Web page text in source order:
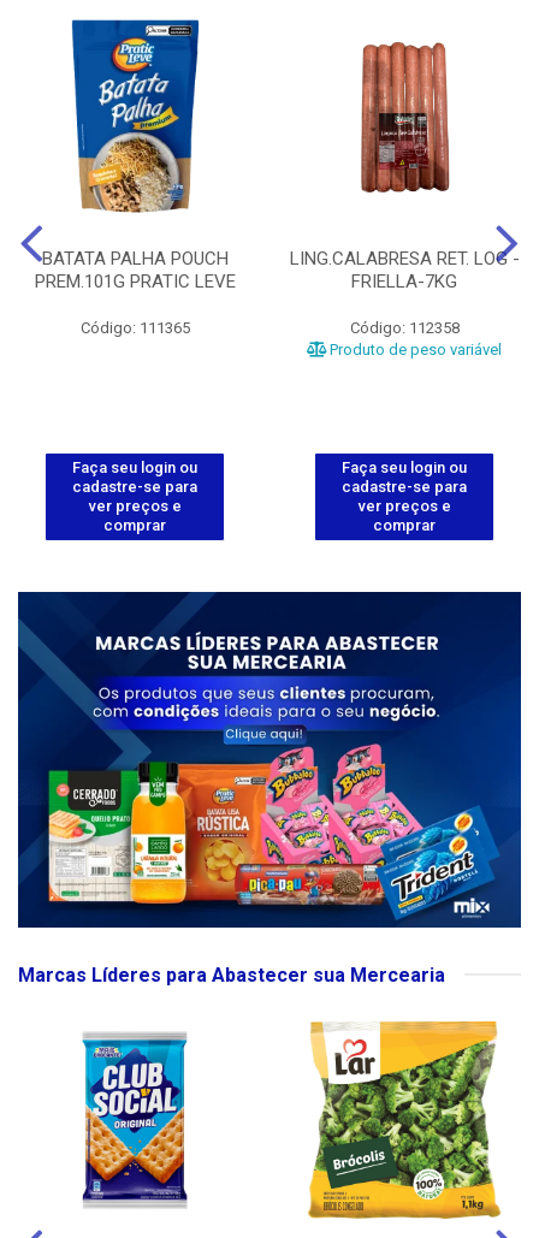
BATATA PALHA POUCH
PREM.101G PRATIC LEVE
Código: 111365
Faça seu login ou
cadastre-se para
ver preços e
comprar
LING.CALABRESA RET. LOG -
FRIELLA-7KG
Código: 112358
Produto de peso variável
Faça seu login ou
cadastre-se para
ver preços e
comprar
Marcas Líderes para Abastecer sua Mercearia